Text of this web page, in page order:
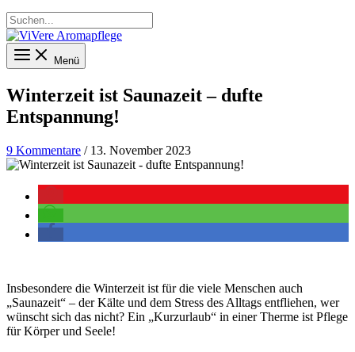
Suchen...
Menü
Winterzeit ist Saunazeit – dufte
Entspannung!
9 Kommentare / 13. November 2023
Insbesondere die Winterzeit ist für die viele Menschen auch
„Saunazeit“ – der Kälte und dem Stress des Alltags entfliehen, wer
wünscht sich das nicht? Ein „Kurzurlaub“ in einer Therme ist Pflege
für Körper und Seele!